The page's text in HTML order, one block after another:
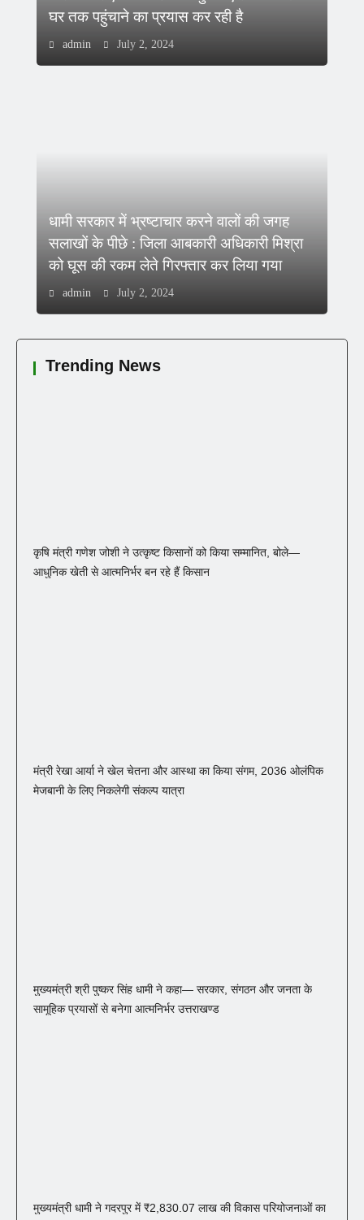
घर तक पहुंचाने का प्रयास कर रही है
admin July 2, 2024
धामी सरकार में भ्रष्टाचार करने वालों की जगह
सलाखों के पीछे : जिला आबकारी अधिकारी मिश्रा
को घूस की रकम लेते गिरफ्तार कर लिया गया
admin July 2, 2024
Trending News
कृषि मंत्री गणेश जोशी ने उत्कृष्ट किसानों को किया सम्मानित, बोले—
आधुनिक खेती से आत्मनिर्भर बन रहे हैं किसान
मंत्री रेखा आर्या ने खेल चेतना और आस्था का किया संगम, 2036 ओलंपिक
मेजबानी के लिए निकलेगी संकल्प यात्रा
मुख्यमंत्री श्री पुष्कर सिंह धामी ने कहा— सरकार, संगठन और जनता के
सामूहिक प्रयासों से बनेगा आत्मनिर्भर उत्तराखण्ड
मुख्यमंत्री धामी ने गदरपुर में ₹2,830.07 लाख की विकास परियोजनाओं का